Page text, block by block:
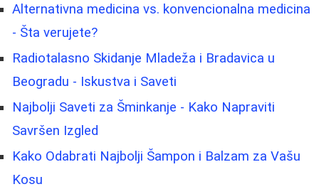
Alternativna medicina vs. konvencionalna medicina
- Šta verujete?
Radiotalasno Skidanje Mladeža i Bradavica u
Beogradu - Iskustva i Saveti
Najbolji Saveti za Šminkanje - Kako Napraviti
Savršen Izgled
Kako Odabrati Najbolji Šampon i Balzam za Vašu
Kosu